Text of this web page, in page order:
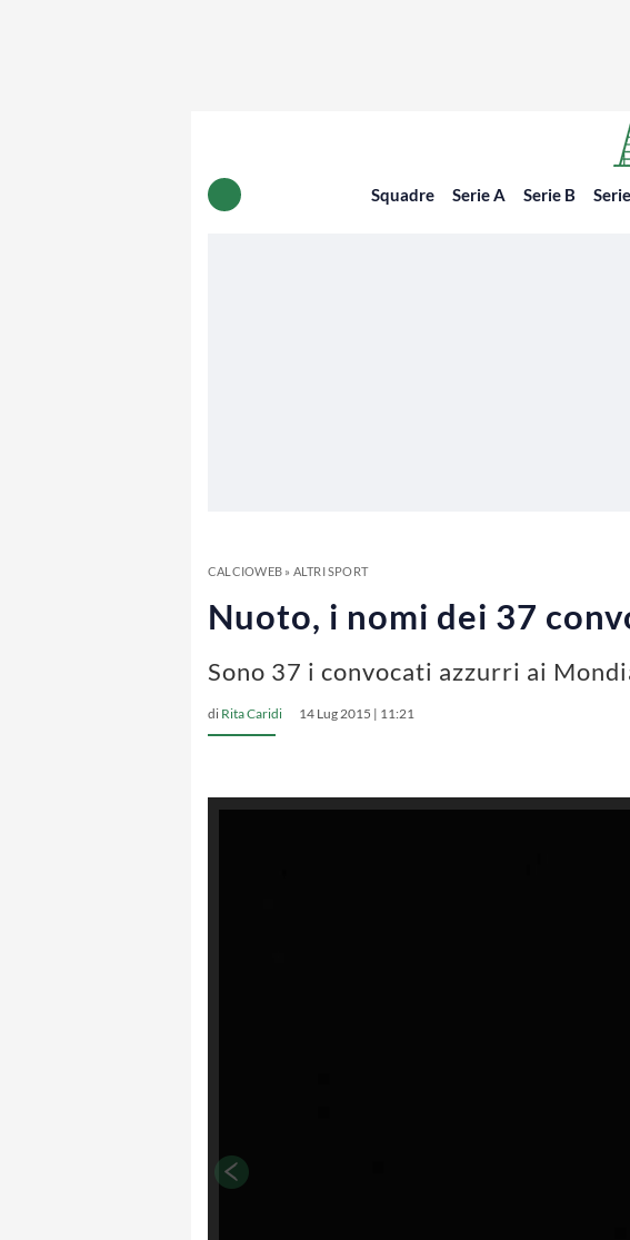
Squadre Serie A Serie B
CALCIOWEB» ALTRI SPORT
Nuoto, i nomi dei 37
Sono 37 i convocati azzurri ai
di Rita Caridi 14 Lug 2015 | 11:21